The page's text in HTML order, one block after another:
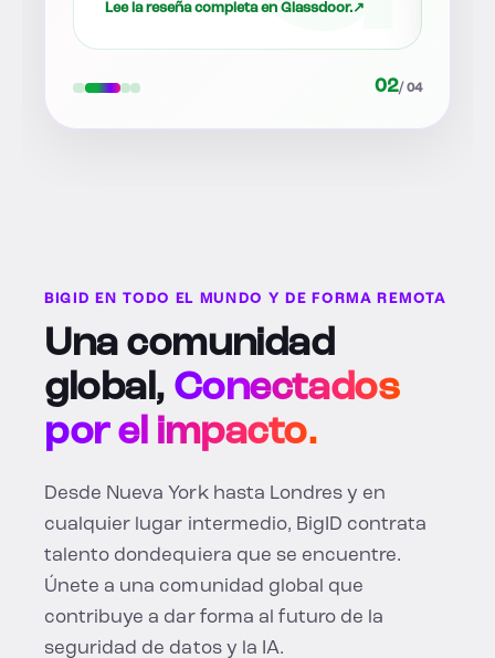
Lee la reseña completa en Glassdoor.↗
02/ 04
BIGID EN TODO EL MUNDO Y DE FORMA REMOTA
Una comunidad
global, Conectados
por el impacto.
Desde Nueva York hasta Londres y en
cualquier lugar intermedio, BigID contrata
talento dondequiera que se encuentre.
Únete a una comunidad global que
contribuye a dar forma al futuro de la
seguridad de datos y la IA.